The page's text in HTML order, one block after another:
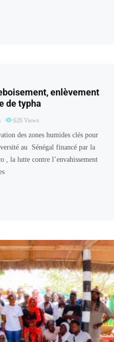
enlèvement
de typha
626 Views
des zones humides clés pour
au Sénégal financé par la
, la lutte contre l’envahissement